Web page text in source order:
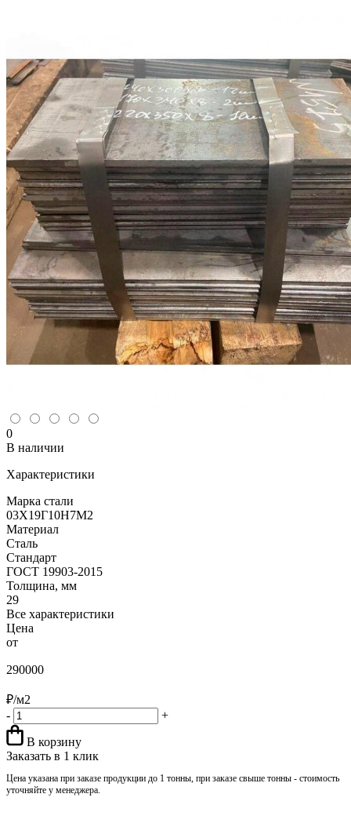
0
В наличии
Характеристики
Марка стали
03Х19Г10Н7М2
Материал
Сталь
Стандарт
ГОСТ 19903-2015
Толщина, мм
29
Все характеристики
Цена
от
290000
₽/м2
-
+
В корзину
Заказать в 1 клик
Цена указана при заказе продукции до 1 тонны, при заказе свыше тонны - стоимость
уточняйте у менеджера.